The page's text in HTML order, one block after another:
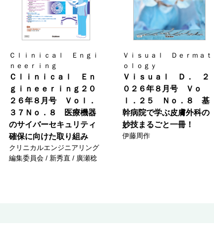
Ｃｌｉｎｉｃａｌ Ｅｎｇｉ
ｎｅｅｒｉｎｇ
Ｃｌｉｎｉｃａｌ Ｅｎ
ｇｉｎｅｅｒｉｎｇ２０
２６年８月号 Ｖｏｌ．
３７Ｎｏ．８ 医療機器
のサイバーセキュリティ
確保に向けた取り組み
クリニカルエンジニアリング
編集委員会 / 新秀直 / 廣瀬稔
Ｖｉｓｕａｌ Ｄｅｒｍａｔ
ｏｌｏｇｙ
Ｖｉｓｕａｌ Ｄ． ２
０２６年８月号 Ｖｏ
ｌ．２５ Ｎｏ．８ 基
幹病院で学ぶ皮膚外科の
妙技まるごと一冊！
伊藤周作